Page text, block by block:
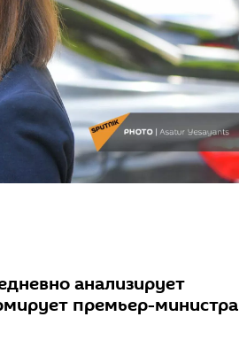
анализирует
премьер-министра